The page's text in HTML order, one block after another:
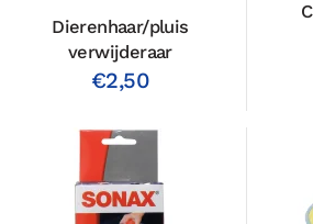
Dierenhaar/pluis
verwijderaar
€2,50